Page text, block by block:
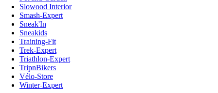
Slowood Interior
Smash-Expert
Sneak'In
Sneakids
Training-Fit
Trek-Expert
Triathlon-Expert
TripnBikers
Vélo-Store
Winter-Expert